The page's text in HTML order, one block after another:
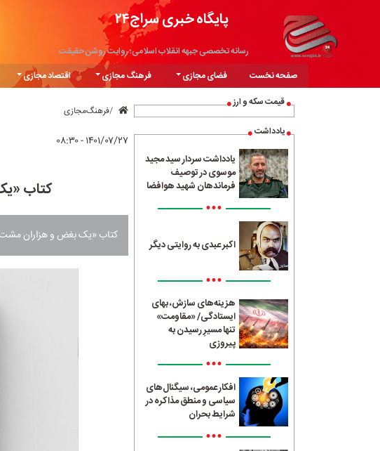
پایگاه خبری سراج۲۴
رسانه تخصصی جبهه انقلاب اسلامی؛ روایت روشن حقیقت
صفحه نخست فضای مجازی فرهنگ مجازی اقتصاد مجازی
قیمت سکه و ارز
یادداشت
یادداشت سردار سید مجید
موسوی در توصیف
فرماندهان شهید هوافضا
•••
اکبر عبدی به روایتی دیگر
•••
هزینه‌های سازش، بهای
ایستادگی/ «مقاومت»
تنها مسیرِ رسیدن به
پیروزی
•••
افکار عمومی، سیگنال‌های
سیاسی و منطق مذاکره در
شرایط بحران
•••
فرهنگ‌مجازی
۱۴۰۱/۰۷/۲۷ - ۰۸:۳۰
کتاب
کتاب «یک بغض و هزاران مشت»